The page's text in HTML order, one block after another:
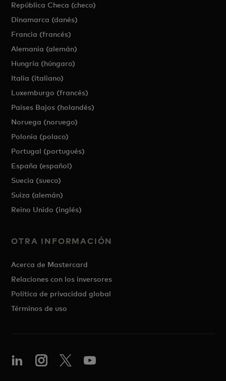
República Checa (checo)
Dinamarca (danés)
Francia (francés)
Alemania (alemán)
Hungría (húngaro)
Italia (italiano)
Luxemburgo (francés)
Países Bajos (holandés)
Noruega (noruego)
Polonia (polaco)
Portugal (portugués)
España (español)
Suecia (sueco)
Suiza (alemán)
Reino Unido (inglés)
OTRA INFORMACIÓN
Acerca de Mastercard
Relaciones con los inversores
Política de privacidad global
Términos de uso